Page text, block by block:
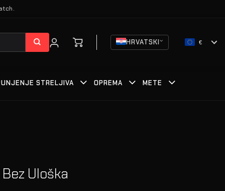
HRVATSKI €
STRELJIVA OPREMA METE
Uloška